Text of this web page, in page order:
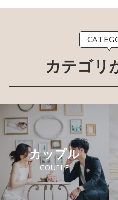
カテゴリ
カップル
COUPLE